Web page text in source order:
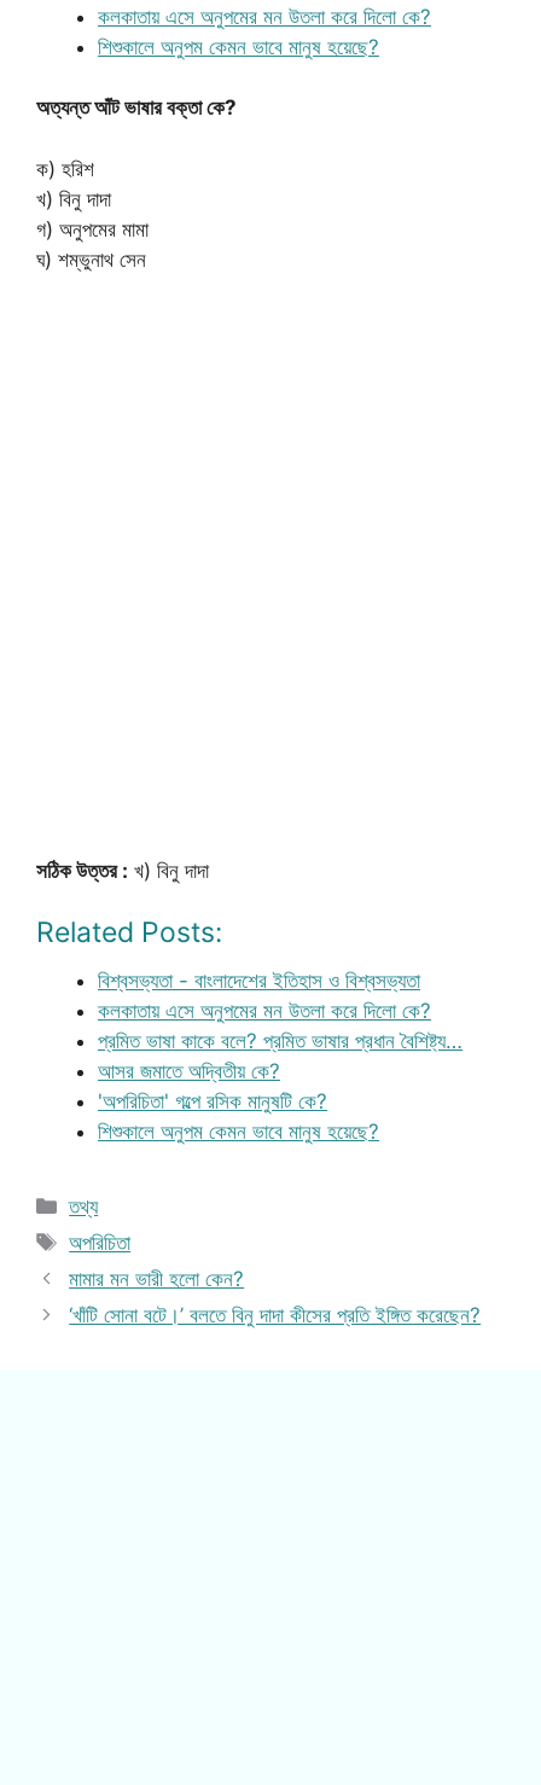
কলকাতায় এসে অনুপমের মন উতলা করে দিলো কে?
শিশুকালে অনুপম কেমন ভাবে মানুষ হয়েছে?
অত্যন্ত আঁট ভাষার বক্তা কে?
ক) হরিশ
খ) বিনু দাদা
গ) অনুপমের মামা
ঘ) শম্ভুনাথ সেন
সঠিক উত্তর : খ) বিনু দাদা
Related Posts:
বিশ্বসভ্যতা - বাংলাদেশের ইতিহাস ও বিশ্বসভ্যতা
কলকাতায় এসে অনুপমের মন উতলা করে দিলো কে?
প্রমিত ভাষা কাকে বলে? প্রমিত ভাষার প্রধান বৈশিষ্ট্য…
আসর জমাতে অদ্বিতীয় কে?
'অপরিচিতা' গল্পে রসিক মানুষটি কে?
শিশুকালে অনুপম কেমন ভাবে মানুষ হয়েছে?
Categories
তথ্য
Tags
অপরিচিতা
মামার মন ভারী হলো কেন?
‘খাঁটি সোনা বটে।’ বলতে বিনু দাদা কীসের প্রতি ইঙ্গিত করেছেন?